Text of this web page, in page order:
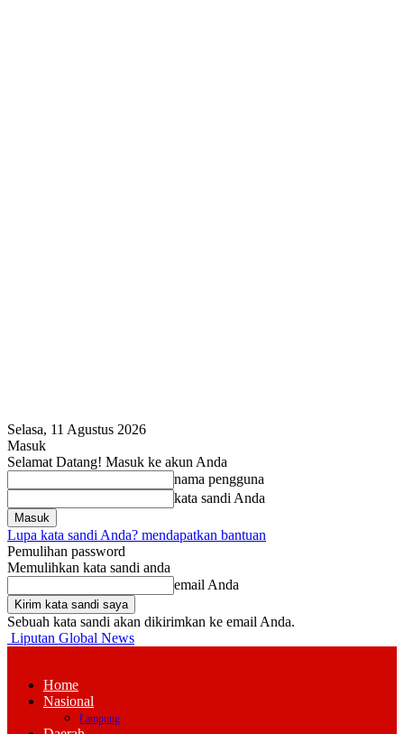
Selasa, 11 Agustus 2026
Masuk
Selamat Datang! Masuk ke akun Anda
nama pengguna
kata sandi Anda
Lupa kata sandi Anda? mendapatkan bantuan
Pemulihan password
Memulihkan kata sandi anda
email Anda
Sebuah kata sandi akan dikirimkan ke email Anda.
Liputan Global News
Home
Nasional
Lampung